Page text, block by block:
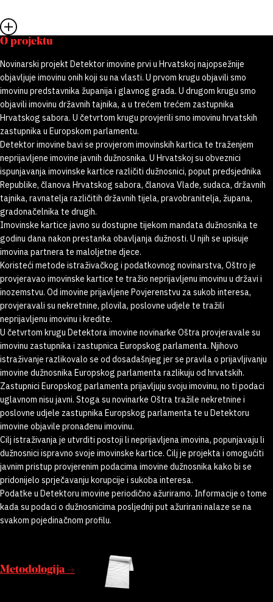
O projektu
Novinarski projekt Detektor imovine prvi u Hrvatskoj najopsežnije
objavljuje imovinu onih koji su na vlasti. U prvom krugu objavili smo
imovinu predstavnika županija i glavnog grada. U drugom krugu smo
objavili imovinu državnih tajnika, a u trećem trećem zastupnika
Hrvatskog sabora. U četvrtom krugu provjerili smo imovinu hrvatskih
zastupnika u Europskom parlamentu.
Detektor imovine bavi se provjerom imovinskih kartica te traženjem
neprijavljene imovine javnih dužnosnika. U Hrvatskoj su obveznici
ispunjavanja imovinske kartice različiti dužnosnici, poput predsjednika
Republike, članova Hrvatskog sabora, članova Vlade, sudaca, državnih
tajnika, ravnatelja različitih državnih tijela, pravobranitelja, župana,
gradonačelnika te drugih.
Imovinske kartice javno su dostupne tijekom mandata dužnosnika te
godinu dana nakon prestanka obavljanja dužnosti. U njih se upisuje
imovina partnera te maloljetne djece.
Koristeći metode istraživačkog i podatkovnog novinarstva, Oštro je
provjeravao imovinske kartice te tražio neprijavljenu imovinu u državi i
inozemstvu. Od imovine prijavljene Povjerenstvu za sukob interesa,
provjeravali su nekretnine, plovila, poslovne udjele te tražili
neprijavljenu imovinu i kredite.
U četvrtom krugu Detektora imovine novinarke Oštra provjeravale su
imovinu zastupnika i zastupnica Europskog parlamenta. Njihovo
istraživanje razlikovalo se od dosadašnjeg jer se pravila o prijavljivanju
imovine dužnosnika Europskog parlamenta razlikuju od hrvatskih.
Zastupnici Europskog parlamenta prijavljuju svoju imovinu, no ti podaci
uglavnom nisu javni. Stoga su novinarke Oštra tražile nekretnine i
poslovne udjele zastupnika Europskog parlamenta te u Detektoru
imovine objavile pronađenu imovinu.
Cilj istraživanja je utvrditi postoji li neprijavljena imovina, popunjavaju li
dužnosnici ispravno svoje imovinske kartice. Cilj je projekta i omogućiti
javnim pristup provjerenim podacima imovine dužnosnika kako bi se
pridonijelo sprječavanju korupcije i sukoba interesa.
Podatke u Detektoru imovine periodično ažuriramo. Informacije o tome
kada su podaci o dužnosnicima posljednji put ažurirani nalaze se na
svakom pojedinačnom profilu.
Metodologija →